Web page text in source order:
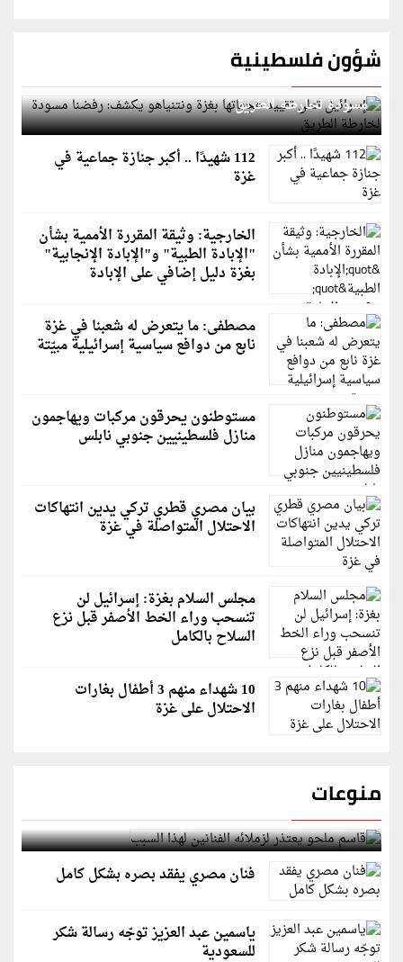
شؤون فلسطينية
إسرائيل تعلن تقييد هجماتها بغزة ونتنياهو يكشف: رفضنا
مسودة لخارطة الطريق
112 شهيدًا .. أكبر جنازة جماعية في
غزة
الخارجية: وثيقة المقررة الأممية بشأن
"الإبادة الطبية" و"الإبادة الإنجابية"
بغزة دليل إضافي على الإبادة
مصطفى: ما يتعرض له شعبنا في غزة
نابع من دوافع سياسية إسرائيلية مبيّتة
مستوطنون يحرقون مركبات ويهاجمون
منازل فلسطينيين جنوبي نابلس
بيان مصري قطري تركي يدين انتهاكات
الاحتلال المتواصلة في غزة
مجلس السلام بغزة: إسرائيل لن
تنسحب وراء الخط الأصفر قبل نزع
السلاح بالكامل
10 شهداء منهم 3 أطفال بغارات
الاحتلال على غزة
منوعات
قاسم ملحو يعتذر لزملائه الفنانين لهذا السبب
فنان مصري يفقد بصره بشكل كامل
ياسمين عبد العزيز توجّه رسالة شكر
للسعودية